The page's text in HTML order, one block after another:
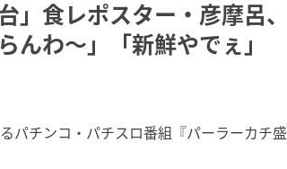
」食レポスター・彦摩呂、
んわ～」「新鮮やでぇ」
パチンコ・パチスロ番組『パーラーカチ盛